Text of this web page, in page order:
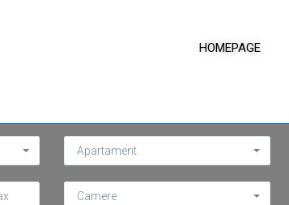
HOMEPAGE
Apartament
Camere